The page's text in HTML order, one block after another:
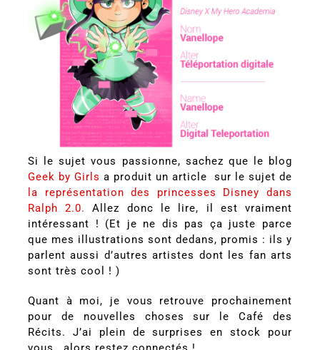
Si le sujet vous passionne, sachez que le blog
Geek by Girls a produit un article sur le sujet de
la représentation des princesses Disney dans
Ralph 2.0.
Allez donc le lire, il est vraiment
intéressant ! (Et je ne dis pas ça juste parce
que mes illustrations sont dedans, promis : ils y
parlent aussi d’autres artistes dont les fan arts
sont très cool ! )
Quant à moi, je vous retrouve prochainement
pour de nouvelles choses sur le Café des
Récits. J’ai plein de surprises en stock pour